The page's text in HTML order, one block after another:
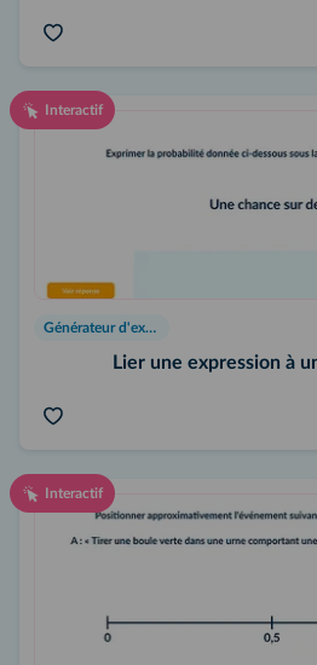
Interactif
Générateur d'exercices
Lier une expression à
Interactif